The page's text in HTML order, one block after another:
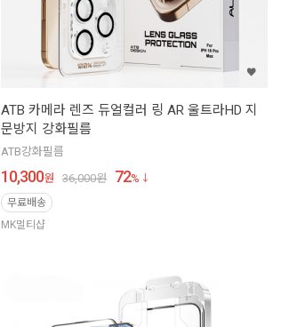
ATB 카메라 렌즈 듀얼컬러 링 AR 울트라HD 지
문방지 강화필름
ATB강화필름
10,300원 36,000원 72%
무료배송
MK멀티샵